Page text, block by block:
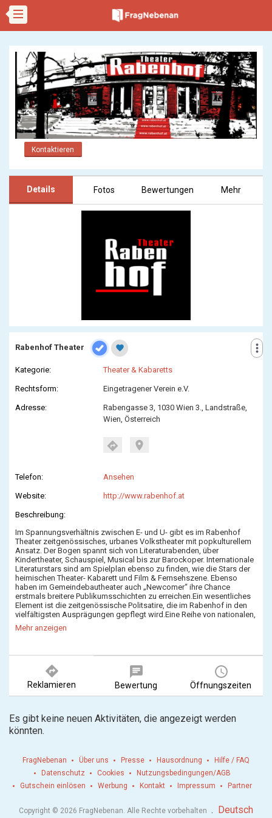
Kontaktieren
Details Fotos Bewertungen Mehr
more_vert
Rabenhof Theater favorite
Kategorie: Theater & Kabaretts
Rechtsform: Eingetragener Verein e.V.
Adresse:
Rabengasse 3, 1030 Wien 3., Landstraße,
Wien, Österreich
directions location_on
Telefon: Ansehen
Website: http://www.rabenhof.at
Beschreibung:
Im Spannungsverhältnis zwischen E- und U- gibt es im Rabenhof
Theater zeitgenössisches, urbanes Volkstheater mit popkulturellem
Ansatz. Der Bogen spannt sich von Literaturabenden, über
Kindertheater, Schauspiel, Musical bis zur Barockoper. Internationale
Literaturstars sind am Spielplan ebenso zu finden, wie die Stars der
heimischen Theater- Kabarett und Film & Fernsehszene. Ebenso
haben im Gemeindebautheater auch „Newcomer“ ihre Chance
erstmals breitere Publikumsschichten zu erreichen.Ein wesentliches
Element ist die zeitgenössische Politsatire, die im Rabenhof in den
vielfältigsten Ausprägungen gepflegt wird.Eine Reihe von nationalen,
wie internationalen Nominierungen und Auszeichnungen zeugen von
der künstlerischen Innovationskraft des Rabenhof Theaters.
Mehr anzeigen
directions
Reklamieren
chat
Bewertung
query_builder
Öffnungszeiten
Es gibt keine neuen Aktivitäten, die angezeigt werden
könnten.
FragNebenan Über uns Presse Hausordnung
Hilfe / FAQ
Datenschutz
Cookies
Nutzungsbedingungen/AGB
Gutschein einlösen
Werbung Kontakt Impressum Partner
Copyright © 2026 FragNebenan. Alle Rechte vorbehalten . Deutsch